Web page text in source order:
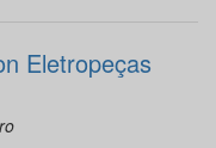
Eletropeças